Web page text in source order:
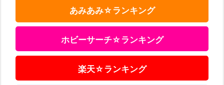
あみあみ☆ランキング
ホビーサーチ☆ランキング
楽天☆ランキング